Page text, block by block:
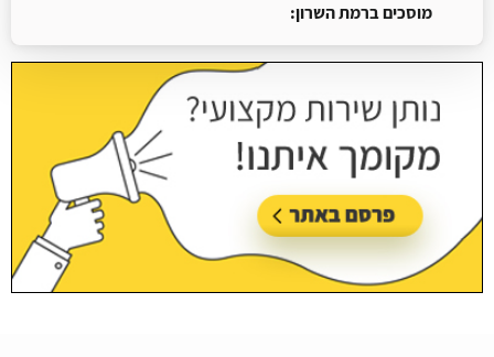
מוסכים ברמת השרון:
עודכן בתאריך:16/07/2026, בשעה 09:07